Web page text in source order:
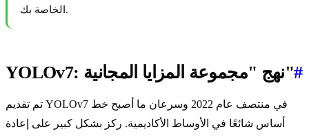
الخاصة بك.
YOLOv7: نهج "مجموعة المزايا المجانية"#
تم تقديم YOLOv7 في منتصف عام 2022 وسرعان ما أصبح خط
أساس شائعًا في الأوساط الأكاديمية. ركز بشكل كبير على إعادة